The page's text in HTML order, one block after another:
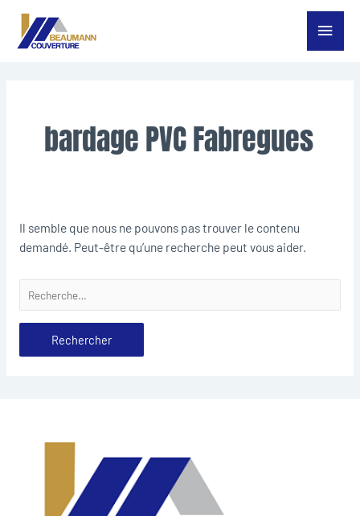
Aller
Menu
bardage PVC Fabregues
Il semble que nous ne pouvons pas trouver le contenu
demandé. Peut-être qu’une recherche peut vous aider.